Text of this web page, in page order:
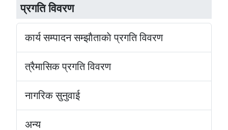
प्रगति विवरण
कार्य सम्पादन सम्झाैताकाे प्रगति विवरण
त्रैमासिक प्रगति विवरण
नागरिक सुनुवाई
अन्य